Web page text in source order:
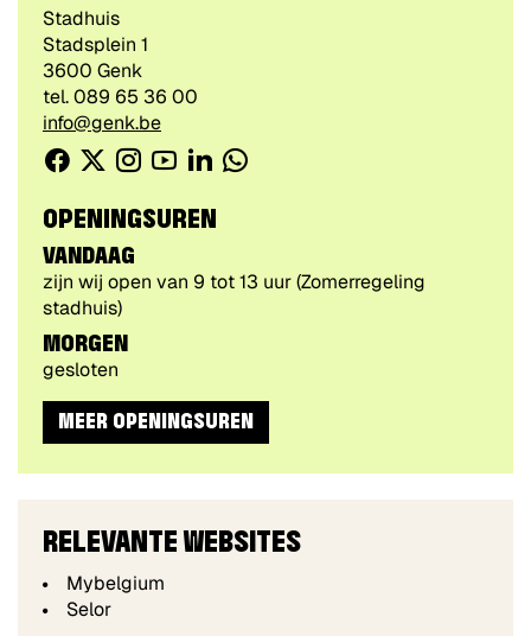
Gebouw
Stadhuis
Adres
Stadsplein 1
,3600 Genk
tel. 089 65 36 00
E-
mail
info@genk.be
CONTACTEER
VOLG
ONS
VIA
Facebook
TwitterInstagram
YoutubeLinkedinWhatsApp
OPENINGSUREN
VANDAAG
zijn wij open van 9 tot13 uur(Zomerregeling
stadhuis)
MORGEN
gesloten
MEER OPENINGSUREN
RELEVANTE WEBSITES
Mybelgium
Selor